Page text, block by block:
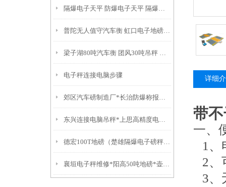
隔爆电子天平 防爆电子天平 隔爆吊秤 故障维修解决方案：
普陀无人值守汽车衡 虹口电子地磅 月浦地磅 罗泾汽车衡
梁子湖80吨汽车衡 团风30吨吊秤 云梦200T地磅安装调试
电子秤连接电脑步骤
郊区汽车磅制造厂*长治防爆称报价*襄垣电子秤维修*屯留汽车磅修理
东兴连接电脑吊秤*上思高精度电子称*万秀防水称*城区电子称
德宏100T地磅（楚雄隔爆电子磅秤）盐津防爆衡器）大理便携式轨道秤
襄垣电子秤维修*阳高50吨地磅*壶关汽车衡制造厂*沁源吊钩称维修
详细
带
一、
1、
2、
3、